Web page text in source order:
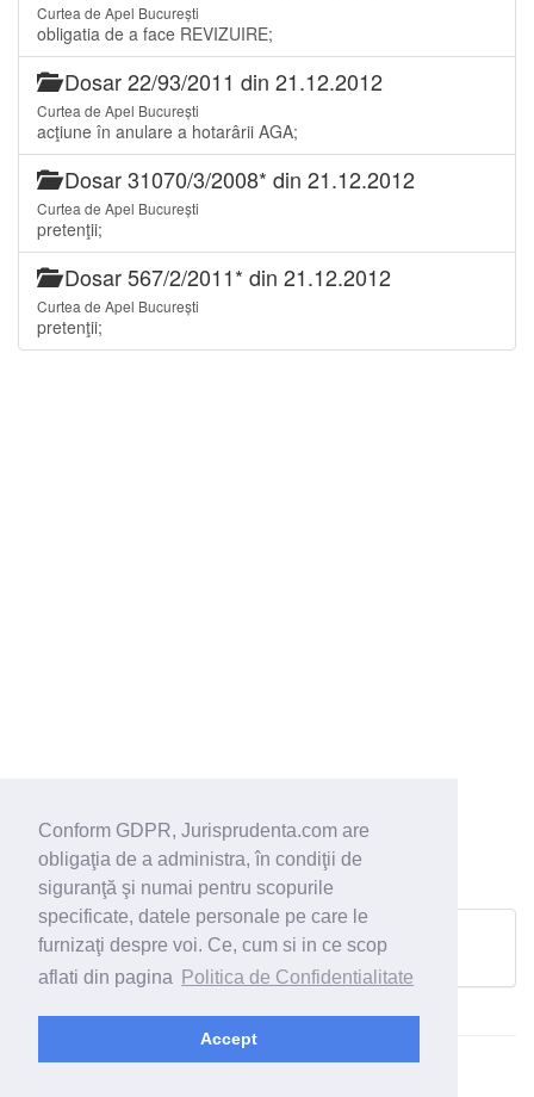
Conform GDPR, Jurisprudenta.com are
obligaţia de a administra, în condiţii de
siguranţă şi numai pentru scopurile
specificate, datele personale pe care le
furnizaţi despre voi. Ce, cum si in ce scop
aflati din pagina
Politica de Confidentialitate
Accept
Curtea de Apel București
obligatia de a face REVIZUIRE;
Dosar 22/93/2011 din 21.12.2012
Curtea de Apel București
acţiune în anulare a hotarârii AGA;
Dosar 31070/3/2008* din 21.12.2012
Curtea de Apel București
pretenţii;
Dosar 567/2/2011* din 21.12.2012
Curtea de Apel București
pretenţii;
Pagina urmatoare